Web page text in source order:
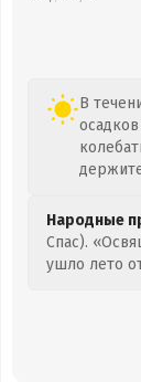
В
Народные
Спас).
ушло лето